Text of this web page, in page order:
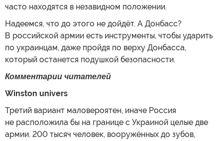
часто находятся в незавидном положении.
Надеемся, что до этого не дойдёт. А Донбасс?
В российской армии есть инструменты, чтобы ударить
по украинцам, даже пройдя по верху Донбасса,
который останется подушкой безопасности.
Комментарии читателей
Winston univers
Третий вариант маловероятен, иначе Россия
не расположила бы на границе с Украиной целые две
армии. 200 тысяч человек, вооружённых до зубов,